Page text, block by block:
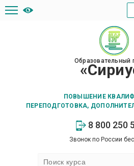
Образовательный
ПОВЫШЕНИЕ
ПЕРЕПОДГОТОВКА,
8 800 250
Звонок по России